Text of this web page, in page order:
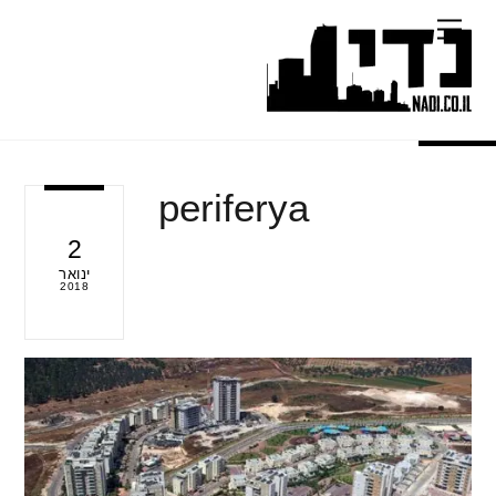
content
Menu
2
ינואר
2018
periferya